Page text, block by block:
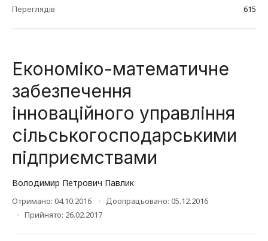
Переглядів 615
Економіко-математичне
забезпечення
інноваційного управління
сільськогосподарськими
підприємствами
Володимир Петрович Павлик
Отримано: 04.10.2016
Доопрацьовано: 05.12.2016
Прийнято: 26.02.2017